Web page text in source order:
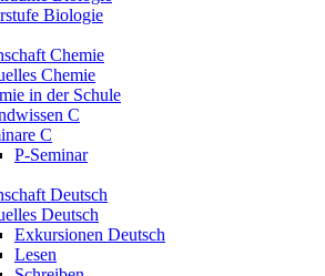
Biologie
Chemie
Chemie
in der Schule
C
C
P-Seminar
Deutsch
Deutsch
Exkursionen Deutsch
Lesen